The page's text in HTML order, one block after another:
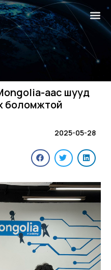
аас шууд
боломжтой
2025-05-28